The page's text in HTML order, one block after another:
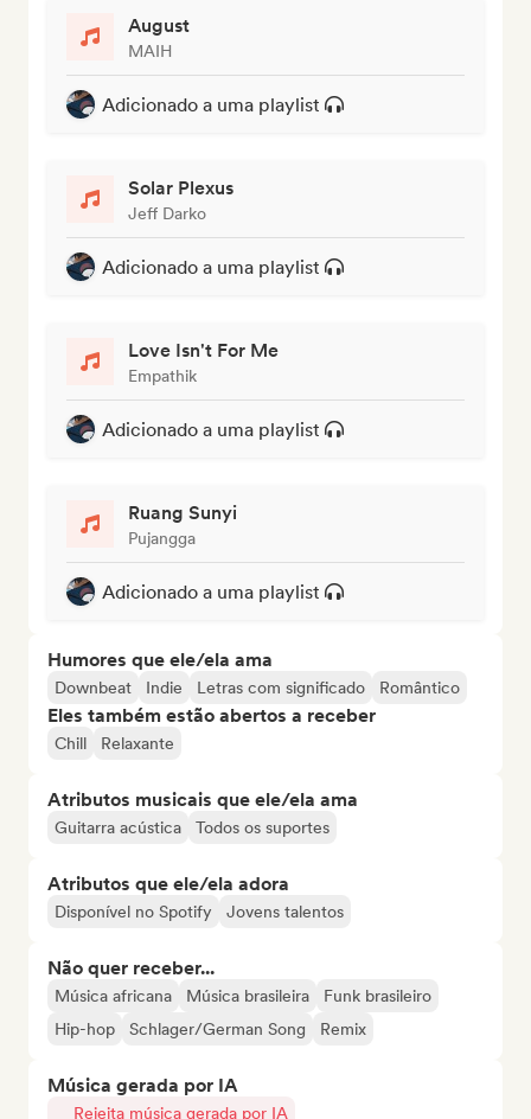
August
MAIH
Adicionado a uma playlist
Solar Plexus
Jeff Darko
Adicionado a uma playlist
Love Isn't For Me
Empathik
Adicionado a uma playlist
Ruang Sunyi
Pujangga
Adicionado a uma playlist
Humores que ele/ela ama
Downbeat Indie Letras com significado Romântico
Eles também estão abertos a receber
Chill Relaxante
Atributos musicais que ele/ela ama
Guitarra acústica Todos os suportes
Atributos que ele/ela adora
Disponível no Spotify Jovens talentos
Não quer receber...
Música africana Música brasileira
Funk brasileiro
Hip-hop
Schlager/German Song Remix
Música gerada por IA
Rejeita música gerada por IA